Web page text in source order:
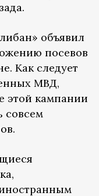
объявил
посевов
Как следует
МВД,
этой кампании
совсем